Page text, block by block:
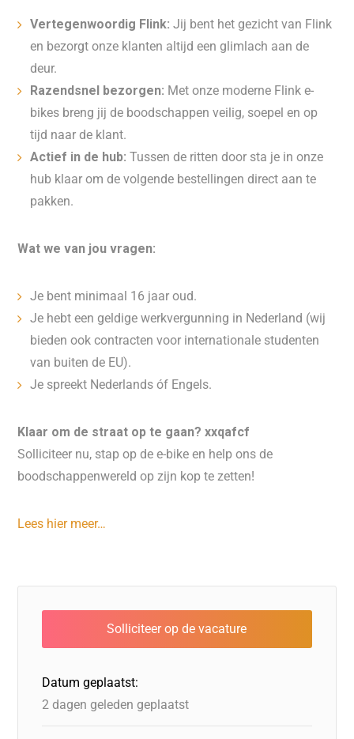
Vertegenwoordig Flink:Jij bent het gezicht van Flink
en bezorgt onze klanten altijd een glimlach aan de
deur.
Razendsnel bezorgen: Met onze moderne Flink e-
bikes breng jij de boodschappen veilig, soepel en op
tijd naar de klant.
Actief in de hub:Tussen de ritten door sta je in onze
hub klaar om de volgende bestellingen direct aan te
pakken.
Wat we van jou vragen:
Je bent minimaal 16 jaar oud.
Je hebt een geldige werkvergunning in Nederland (wij
bieden ook contracten voor internationale studenten
van buiten de EU).
Je spreekt Nederlands óf Engels.
Klaar om de straat op te gaan? xxqafcf
Solliciteer nu, stap op de e-bike en help ons de
boodschappenwereld op zijn kop te zetten!
Lees hier meer…
Datum geplaatst:
2 dagen geleden geplaatst